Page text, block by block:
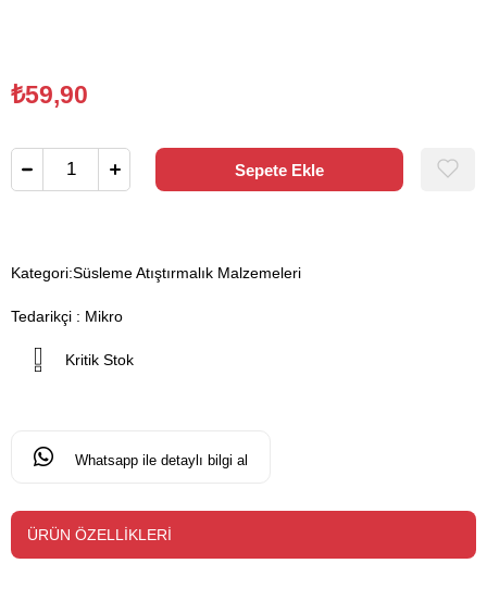
₺59,90
Kategori:Süsleme Atıştırmalık Malzemeleri
Tedarikçi : Mikro
Kritik Stok
Whatsapp ile detaylı bilgi al
ÜRÜN ÖZELLIKLERI